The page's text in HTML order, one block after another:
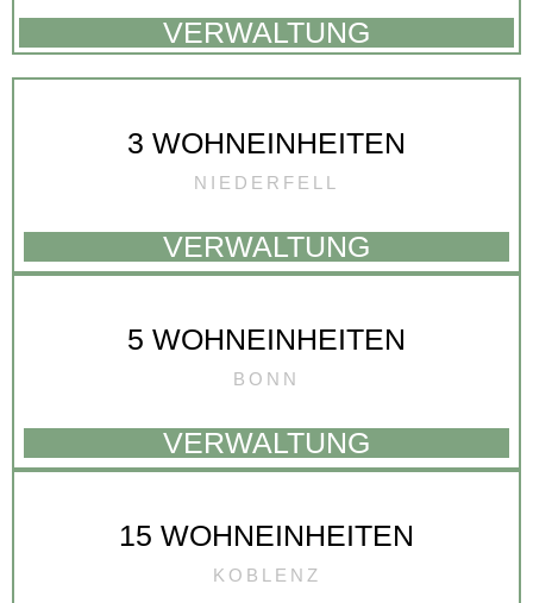
VERWALTUNG
3 WOHNEINHEITEN
NIEDERFELL
VERWALTUNG
5 WOHNEINHEITEN
BONN
VERWALTUNG
15 WOHNEINHEITEN
KOBLENZ